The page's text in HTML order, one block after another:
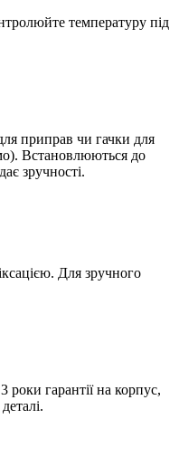
температуру під
приправ чи гачки для
Встановлюються до
зручності.
Для зручного
роки гарантії на корпус,